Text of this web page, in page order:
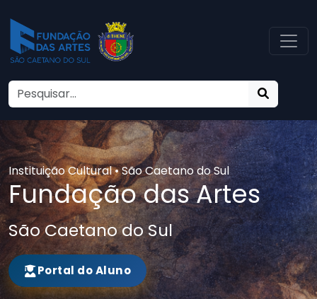
Instituição Cultural • São Caetano do Sul
Fundação das Artes
São Caetano do Sul
Portal do Aluno